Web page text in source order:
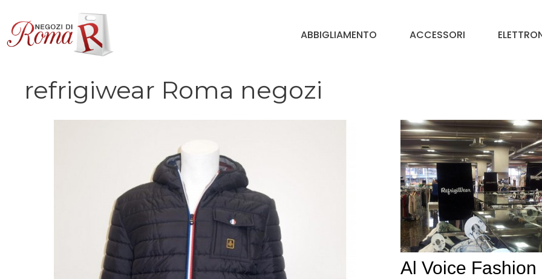
contenuto
ABBIGLIAMENTO ACCESSORI
refrigiwear Roma negozi
Al Voice Fashion